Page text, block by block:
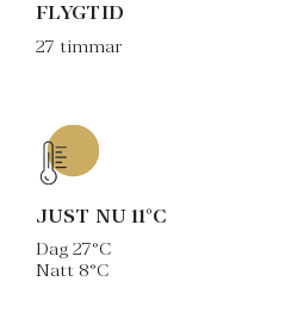
FLYGTID
27 timmar
JUST NU 11°C
Dag 27°C
Natt 8°C